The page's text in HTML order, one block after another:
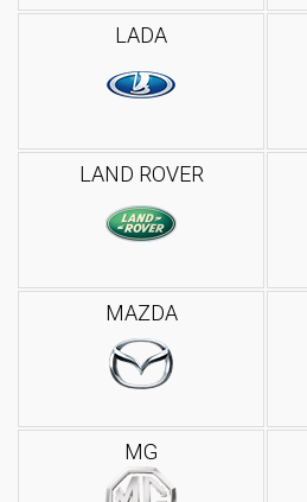
LADA
LAND ROVER
MAZDA
MG